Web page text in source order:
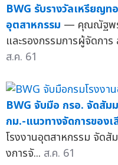
BWG รับรางวัลเหรียญท
อุตสาหกรรม — คุณณัฐพร
และรองกรรมการผู้จัดกา
ส.ค. 61
BWG จับมือ กรอ. จัดสัม
กม.-แนวทางจัดการของ
โรงงานอุตสาหกรรม จัดสั
งการจั... ส.ค. 61